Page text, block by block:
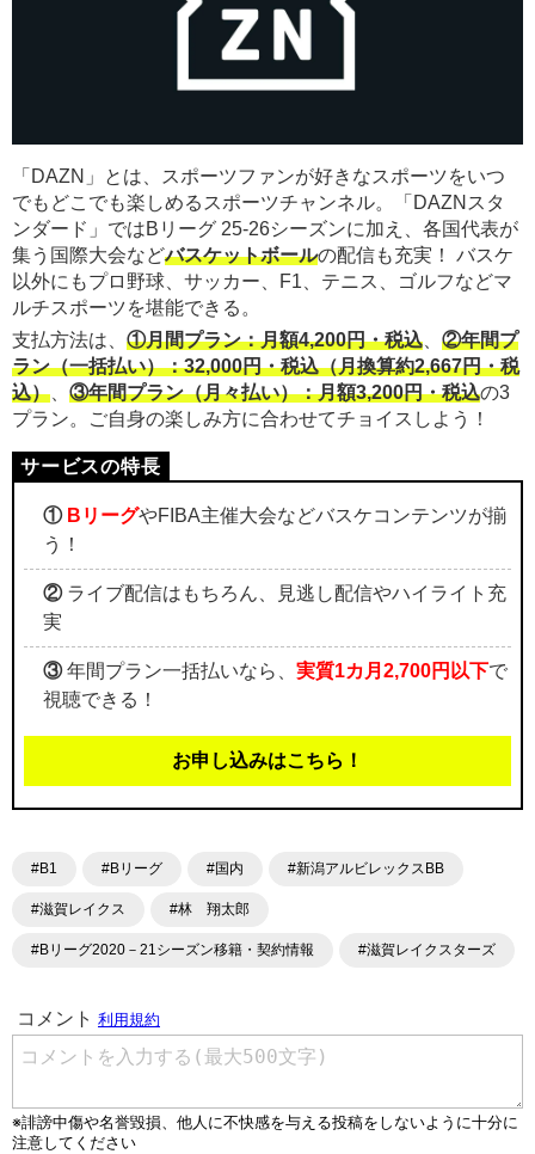
「DAZN」とは、スポーツファンが好きなスポーツをいつ
でもどこでも楽しめるスポーツチャンネル。「DAZNスタ
ンダード」ではBリーグ 25-26シーズンに加え、各国代表が
集う国際大会などバスケットボールの配信も充実！ バスケ
以外にもプロ野球、サッカー、F1、テニス、ゴルフなどマ
ルチスポーツを堪能できる。
支払方法は、 ①月間プラン：月額4,200円・税込、 ②年間プ
ラン（一括払い）：32,000円・税込（月換算約2,667円・税
込）、 ③年間プラン（月々払い）：月額3,200円・税込の3
プラン。ご自身の楽しみ方に合わせてチョイスしよう！
① BリーグやFIBA主催大会などバスケコンテンツが揃
う！
②ライブ配信はもちろん、見逃し配信やハイライト充
実
③年間プラン一括払いなら、 実質1カ月2,700円以下で
視聴できる！
お申し込みはこちら！
#B1 #Bリーグ #国内 #新潟アルビレックスBB
#滋賀レイクス #林 翔太郎
#Bリーグ2020－21シーズン移籍・契約情報 #滋賀レイクスターズ